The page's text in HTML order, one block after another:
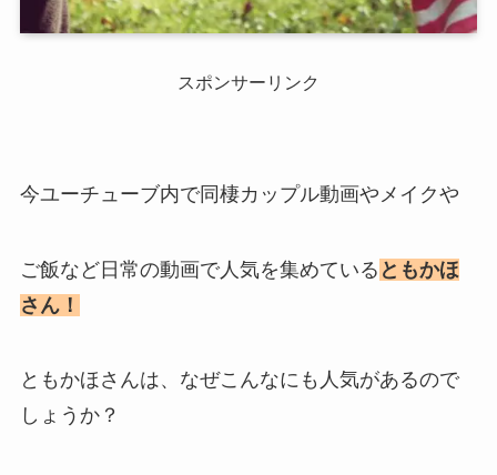
スポンサーリンク
今ユーチューブ内で同棲カップル動画やメイクや
ご飯など日常の動画で人気を集めている ともかほ
さん！
ともかほさんは、なぜこんなにも人気があるので
しょうか？